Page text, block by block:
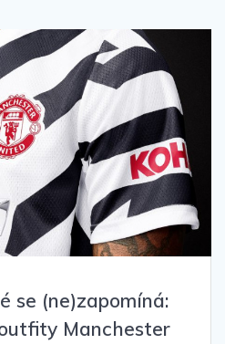
se (ne)zapomíná:
Manchester